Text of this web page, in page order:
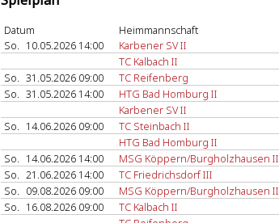
Datum Heimmannschaft
So. 10.05.2026 14:00 Karbener SV II
TC Kalbach II
So. 31.05.2026 09:00 TC Reifenberg
So. 31.05.2026 14:00 HTG Bad Homburg II
Karbener SV II
So. 14.06.2026 09:00 TC Steinbach II
HTG Bad Homburg II
So. 14.06.2026 14:00 MSG Köppern/Burgholzhausen II
So. 21.06.2026 14:00 TC Friedrichsdorf III
So. 09.08.2026 09:00 MSG Köppern/Burgholzhausen II
So. 16.08.2026 09:00 TC Kalbach II